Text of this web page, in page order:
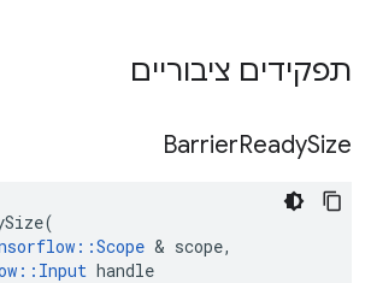
תפקידים ציבוריים
BarrierReadySize
(
::Scope & scope,
:: Input handle